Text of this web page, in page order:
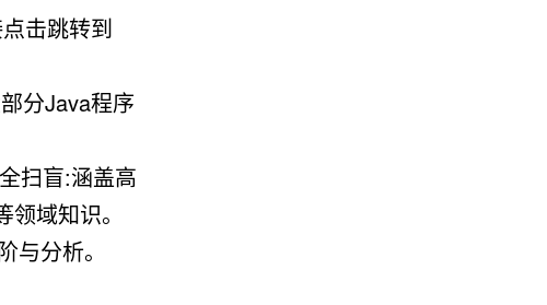
击跳转到
分Java程序
扫盲:涵盖高
域知识。
分析。